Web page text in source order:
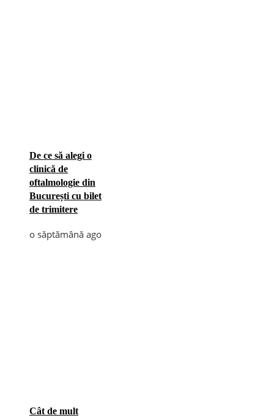
De ce să alegi o
clinică de
oftalmologie din
București cu bilet
de trimitere
o săptămână ago
Cât de mult